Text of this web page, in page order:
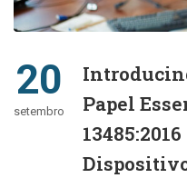
20
setembro
Papel